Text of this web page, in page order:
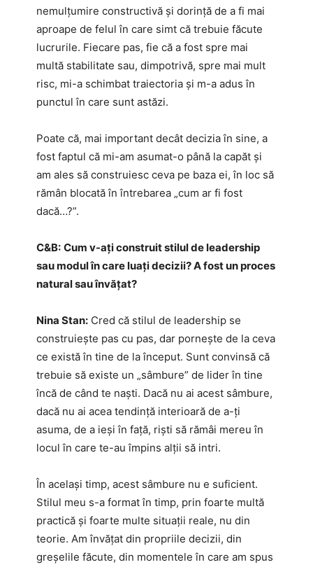
nemulțumire constructivă și dorință de a fi mai
aproape de felul în care simt că trebuie făcute
lucrurile. Fiecare pas, fie că a fost spre mai
multă stabilitate sau, dimpotrivă, spre mai mult
risc, mi-a schimbat traiectoria și m-a adus în
punctul în care sunt astăzi.
Poate că, mai important decât decizia în sine, a
fost faptul că mi-am asumat-o până la capăt și
am ales să construiesc ceva pe baza ei, în loc să
rămân blocată în întrebarea „cum ar fi fost
dacă…?”.
C&B: Cum v-ați construit stilul de leadership
sau modul în care luați decizii? A fost un proces
natural sau învățat?
Nina Stan: Cred că stilul de leadership se
construiește pas cu pas, dar pornește de la ceva
ce există în tine de la început. Sunt convinsă că
trebuie să existe un „sâmbure” de lider în tine
încă de când te naști. Dacă nu ai acest sâmbure,
dacă nu ai acea tendință interioară de a-ți
asuma, de a ieși în față, riști să rămâi mereu în
locul în care te-au împins alții să intri.
În același timp, acest sâmbure nu e suficient.
Stilul meu s-a format în timp, prin foarte multă
practică și foarte multe situații reale, nu din
teorie. Am învățat din propriile decizii, din
greșelile făcute, din momentele în care am spus